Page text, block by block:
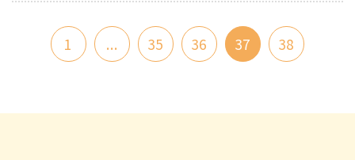
1 ... 35 36 37 38